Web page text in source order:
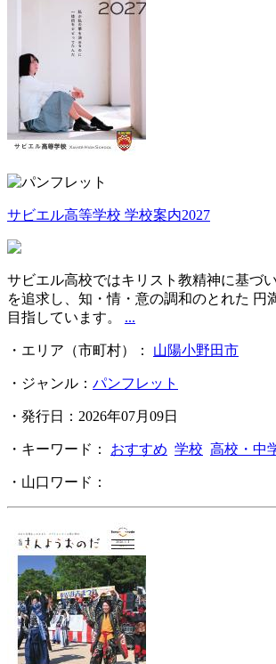
サビエル高等学校 学校案内2027
サビエル高校ではキリスト教精神に基づ
を追求し、知・情・意の調和のとれた 円
目指しています。 ...
・エリア（市町村）： 山陽小野田市
・ジャンル： パンフレット
・発行日：2026年07月09日
・キーワード： おすすめ 学校 高校・中
・山口ワード：